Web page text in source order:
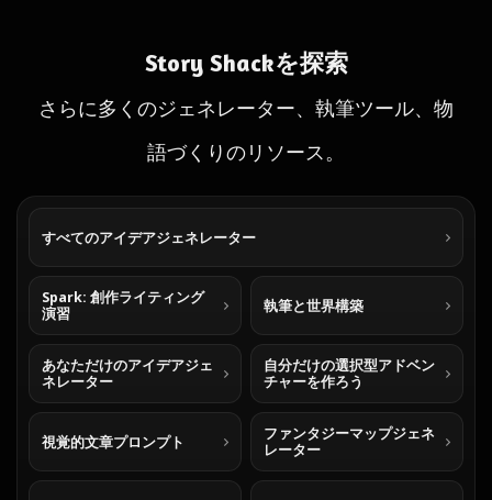
Story Shackを探索
さらに多くのジェネレーター、執筆ツール、物
語づくりのリソース。
すべてのアイデアジェネレーター
Spark: 創作ライティング
演習
執筆と世界構築
あなただけのアイデアジェ
ネレーター
自分だけの選択型アドベン
チャーを作ろう
視覚的文章プロンプト
ファンタジーマップジェネ
レーター